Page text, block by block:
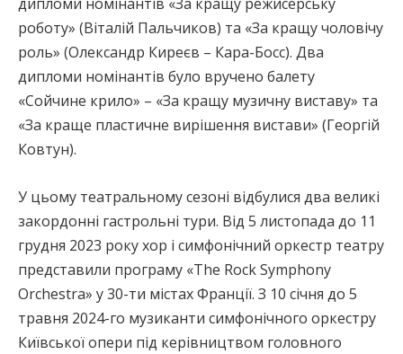
роботу» (Віталій Пальчиков) та «За кращу чоловічу
роль» (Олександр Киреєв – Кара-Босс). Два
дипломи номінантів було вручено балету
«Сойчине крило» – «За кращу музичну виставу» та
«За краще пластичне вирішення вистави» (Георгій
Ковтун).
У цьому театральному сезоні відбулися два великі
закордонні гастрольні тури. Від 5 листопада до 11
грудня 2023 року хор і симфонічний оркестр театру
представили програму «The Rock Symphony
Orchestra» у 30-ти містах Франції. З 10 січня до 5
травня 2024-го музиканти симфонічного оркестру
Київської опери під керівництвом головного